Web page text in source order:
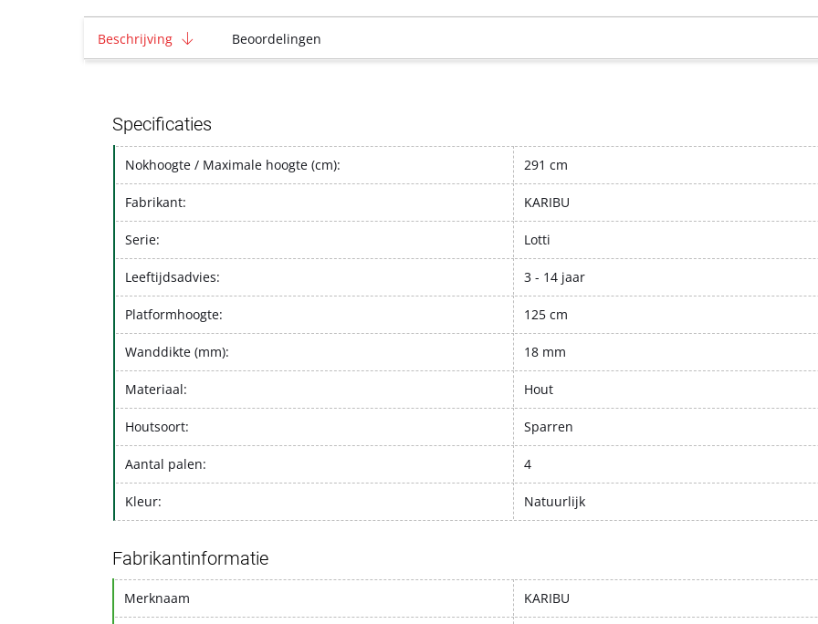
Beschrijving Beoordelingen
Specificaties
Nokhoogte / Maximale hoogte (cm): 291 cm
Fabrikant: KARIBU
Serie: Lotti
Leeftijdsadvies: 3 - 14 jaar
Platformhoogte: 125 cm
Wanddikte (mm): 18 mm
Materiaal: Hout
Houtsoort: Sparren
Aantal palen: 4
Kleur: Natuurlijk
Fabrikantinformatie
Merknaam KARIBU